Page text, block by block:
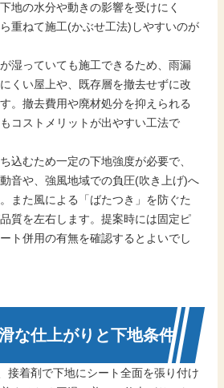
地の水分や動きの影響を受けにく
重ねて施工(かぶせ工法)しやすいのが
湿っていても施工できるため、雨漏
くい屋上や、既存層を撤去せずに改
。撤去費用や廃材処分を抑えられる
コストメリットが出やすい工法で
込むため一定の下地強度が必要で、
音や、強風地域での負圧(吹き上げ)へ
また風による「ばたつき」を防ぐた
質を左右します。提案時には固定ピ
ト併用の有無を確認するとよいでし
な仕上がりと下地条件
接着剤で下地にシート全面を張り付け